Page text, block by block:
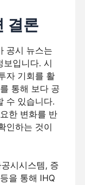
결론
공시 뉴스는
보입니다. 시
자 기회를 활
통해 보다 공
수 있습니다.
한 변화를 반
인하는 것이
시시스템, 증
을 통해 IHQ